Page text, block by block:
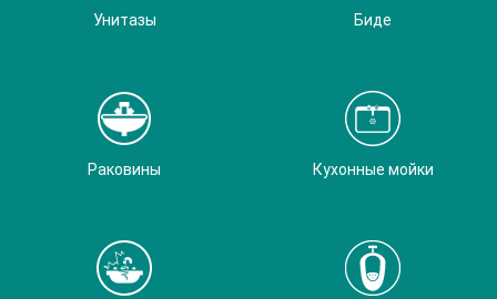
Унитазы Биде
Раковины Кухонные мойки